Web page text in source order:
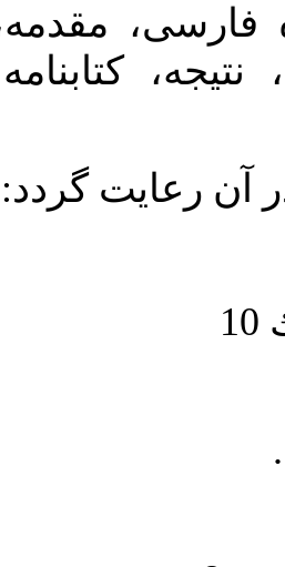
فارسی،
آن رعايت گردد: